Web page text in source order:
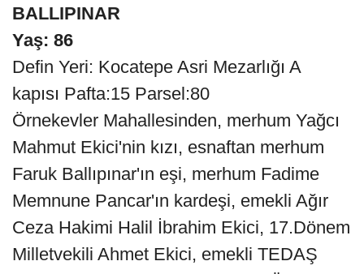
BALLIPINAR
Yaş: 86
Defin Yeri: Kocatepe Asri Mezarlığı A
kapısı Pafta:15 Parsel:80
Örnekevler Mahallesinden, merhum Yağcı
Mahmut Ekici'nin kızı, esnaftan merhum
Faruk Ballıpınar'ın eşi, merhum Fadime
Memnune Pancar'ın kardeşi, emekli Ağır
Ceza Hakimi Halil İbrahim Ekici, 17.Dönem
Milletvekili Ahmet Ekici, emekli TEDAŞ